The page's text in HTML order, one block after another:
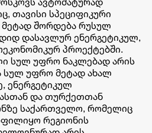
თავისი სპეციფიკური
შორდება რუსულ
დასავლურ ენერგეტიკულ,
პროექტებში.
სულ უფრო ნაკლებად არის
სულ უფრო მეტად ახალ
ენერგეტიკულ
და თურქეთთან
საქართველო, რომელიც
რეგიონის